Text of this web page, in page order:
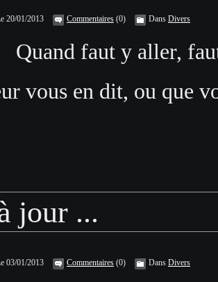
20/01/2013 Commentaires (0) Dans Divers
Quand faut y aller,
vous en dit, ou que
jour ...
03/01/2013 Commentaires (0) Dans Divers